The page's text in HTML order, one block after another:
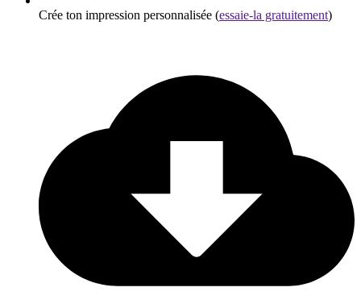
Crée ton impression personnalisée (essaie-la gratuitement)